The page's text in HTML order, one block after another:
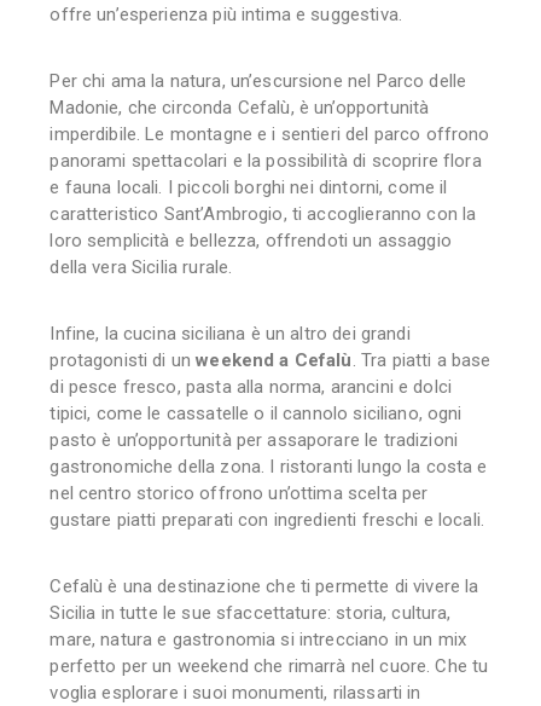
offre un’esperienza più intima e suggestiva.
Per chi ama la natura, un’escursione nel Parco delle
Madonie, che circonda Cefalù, è un’opportunità
imperdibile. Le montagne e i sentieri del parco offrono
panorami spettacolari e la possibilità di scoprire flora
e fauna locali. I piccoli borghi nei dintorni, come il
caratteristico Sant’Ambrogio, ti accoglieranno con la
loro semplicità e bellezza, offrendoti un assaggio
della vera Sicilia rurale.
Infine, la cucina siciliana è un altro dei grandi
protagonisti di unweekend a Cefalù. Tra piatti a base
di pesce fresco, pasta alla norma, arancini e dolci
tipici, come le cassatelle o il cannolo siciliano, ogni
pasto è un’opportunità per assaporare le tradizioni
gastronomiche della zona. I ristoranti lungo la costa e
nel centro storico offrono un’ottima scelta per
gustare piatti preparati con ingredienti freschi e locali.
Cefalù è una destinazione che ti permette di vivere la
Sicilia in tutte le sue sfaccettature: storia, cultura,
mare, natura e gastronomia si intrecciano in un mix
perfetto per un weekend che rimarrà nel cuore. Che tu
voglia esplorare i suoi monumenti, rilassarti in